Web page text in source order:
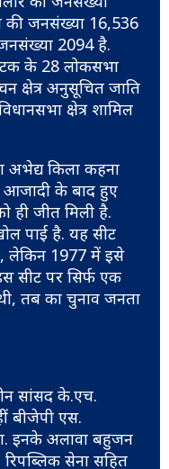
की जनसंख्या 16,536
2094 है.
के 28 लोकसभा
क्षेत्र अनुसूचित जाति
क्षेत्र शामिल
अभेद्य किला कहना
आजादी के बाद हुए
ही जीत मिली है.
पाई है. यह सीट
लेकिन 1977 में इसे
सीट पर सिर्फ एक
तब का चुनाव जनता
सांसद के.एच.
बीजेपी एस.
इनके अलावा बहुजन
रिपब्लिक सेना सहित